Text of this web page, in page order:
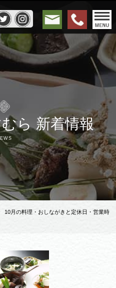
ら 新着情報
10月の料理・おしながきと定休日・営業時